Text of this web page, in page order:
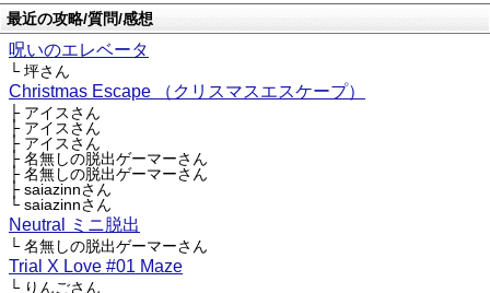
最近の攻略/質問/感想
呪いのエレベータ
└ 坪さん
Christmas Escape （クリスマスエスケープ）
├ アイスさん
├ アイスさん
├ アイスさん
├ 名無しの脱出ゲーマーさん
├ 名無しの脱出ゲーマーさん
├ saiazinnさん
└ saiazinnさん
Neutral ミニ脱出
└ 名無しの脱出ゲーマーさん
Trial X Love #01 Maze
└ りんごさん